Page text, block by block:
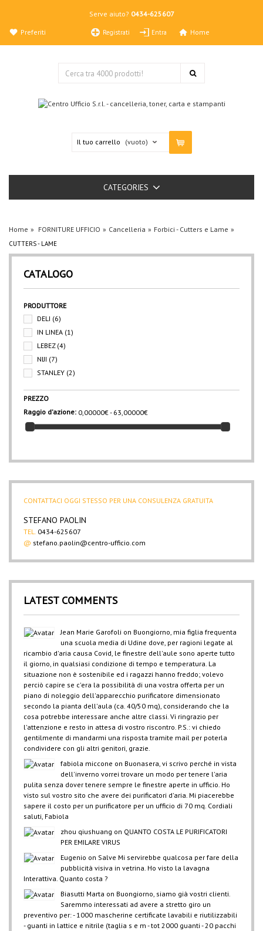
Serve aiuto? 0434-625607
Registrati Entra
Preferiti Home
Il tuo carrello (vuoto)
CATEGORIES
Home FORNITURE UFFICIO Cancelleria Forbici - Cutters e Lame
CUTTERS - LAME
CATALOGO
PRODUTTORE
DELI (6)
IN LINEA (1)
LEBEZ(4)
NIJI (7)
STANLEY (2)
PREZZO
Raggio d'azione: 0,00000€ - 63,00000€
CONTATTACI OGGI STESSO PER UNA CONSULENZA GRATUITA
STEFANO PAOLIN
TEL. 0434-625607
@ stefano.paolin@centro-ufficio.com
LATEST COMMENTS
Jean Marie Garofoli on Buongiorno, mia figlia frequenta
una scuola media di Udine dove, per ragioni legate al
ricambio d'aria causa Covid, le finestre dell'aule sono aperte tutto
il giorno, in qualsiasi condizione di tempo e temperatura. La
situazione non è sostenibile ed i ragazzi hanno freddo; volevo
perciò capire se c'era la possibilità di una vostra offerta per un
piano di noleggio dell'apparecchio purificatore dimensionato
secondo la pianta dell'aula (ca. 40/50 mq), considerando che la
cosa potrebbe interessare anche altre classi. Vi ringrazio per
l'attenzione e resto in attesa di vostro riscontro. P.S.: vi chiedo
gentilmente di mandarmi una risposta tramite mail per poterla
condividere con gli altri genitori, grazie.
fabiola miccone on Buonasera, vi scrivo perché in vista
dell'inverno vorrei trovare un modo per tenere l'aria
pulita senza dover tenere sempre le finestre aperte in ufficio. Ho
visto sul vostro sito che avere dei purificatori d'aria. Mi piacerebbe
sapere il costo per un purificatore per un ufficio di 70 mq. Cordiali
saluti, Fabiola
zhou qiushuang on QUANTO COSTA LE PURIFICATORI
PER EMILARE VIRUS
Eugenio on Salve Mi servirebbe qualcosa per fare della
pubblicità visiva in vetrina. Ho visto la lavagna
Interattiva. Quanto costa ?
Biasutti Marta on Buongiorno, siamo già vostri clienti.
Saremmo interessati ad avere a stretto giro un
preventivo per: - 1000 mascherine certificate lavabili e riutilizzabili
- guanti in lattice e nitrile (taglia s e m - tot 2000 guanti - 20 pacchi